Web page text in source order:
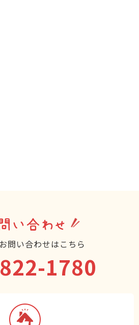
い合わせ
問い合わせはこちら
1780